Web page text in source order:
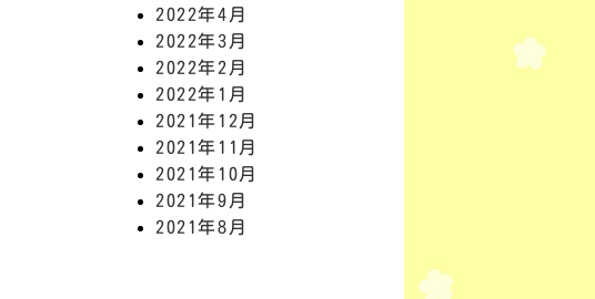
2022年4月
2022年3月
2022年2月
2022年1月
2021年12月
2021年11月
2021年10月
2021年9月
2021年8月